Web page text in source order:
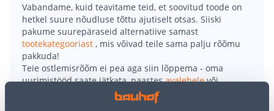
Vabandame, kuid teavitame teid, et soovitud toode on
hetkel suure nõudluse tõttu ajutiselt otsas. Siiski
pakume suurepäraseid alternatiive samast
tootekategooriast , mis võivad teile sama palju rõõmu
pakkuda!
Teie ostlemisrõõm ei pea aga siin lõppema - oma
uurimistööd saate jätkata, naastesavalehelevõi
kasutades meie võimsat otsingufunktsiooni, et leida
veelgi meelepärasemad valikuid. Head ostlemist!